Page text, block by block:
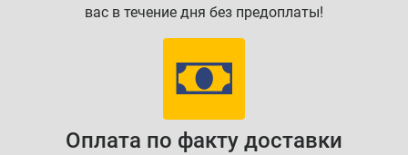
вас в течение дня без предоплаты!
Оплата по факту доставки